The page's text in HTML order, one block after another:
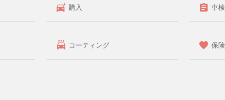
購入 車検
コーティング 保険